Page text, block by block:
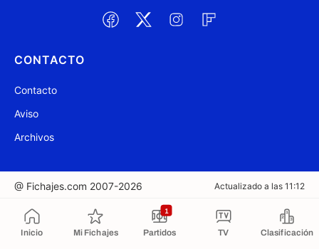
Inicio Mi Fichajes Partidos
1
TV Clasificación
CONTACTO
Contacto
Aviso
Archivos
@ Fichajes.com 2007-2026 Actualizado a las 11:12
Copiado al portapapeles